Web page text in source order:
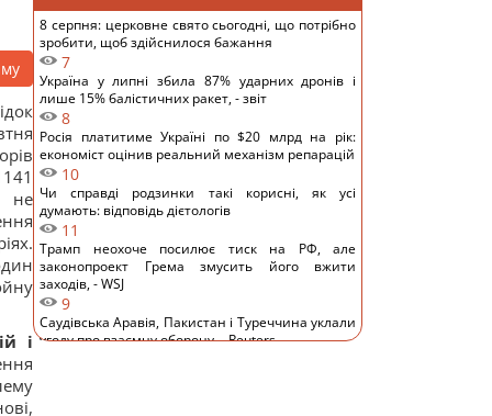
не
і
8 серпня: церковне свято сьогодні, що потрібно
зробити, щоб здійснилося бажання
7
Україна у липні збила 87% ударних дронів і
лише 15% балістичних ракет, - звіт
8
Росія платитиме Україні по $20 млрд на рік:
економіст оцінив реальний механізм репарацій
10
Чи справді родзинки такі корисні, як усі
думають: відповідь дієтологів
11
Трамп неохоче посилює тиск на РФ, але
законопроект Грема змусить його вжити
заходів, - WSJ
9
Саудівська Аравія, Пакистан і Туреччина уклали
угоду про взаємну оборону, - Reuters